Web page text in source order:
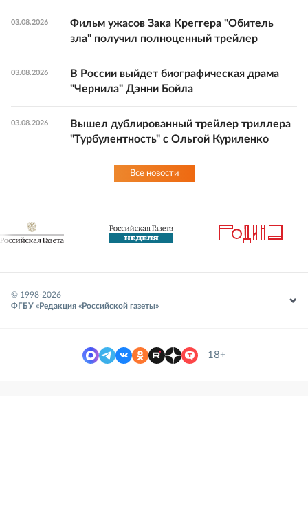
03.08.2026
Фильм ужасов Зака Креггера "Обитель
зла" получил полноценный трейлер
03.08.2026
В России выйдет биографическая драма
"Чернила" Дэнни Бойла
03.08.2026
Вышел дублированный трейлер триллера
"Турбулентность" с Ольгой Куриленко
Все новости
© 1998-2026
ФГБУ «Редакция «Российской газеты»
18+